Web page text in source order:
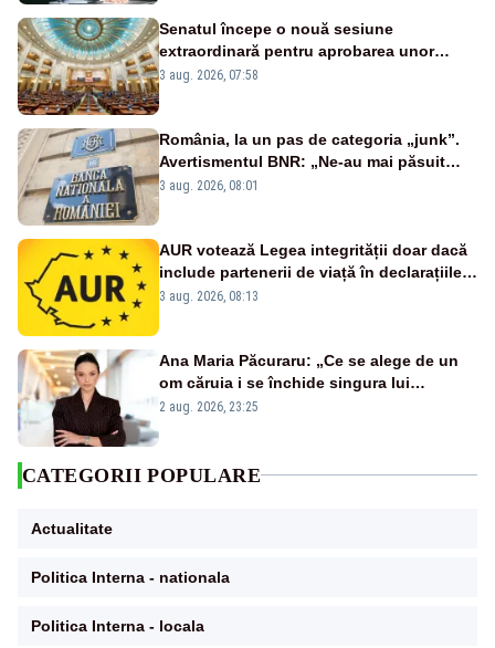
Senatul începe o nouă sesiune
extraordinară pentru aprobarea unor
jaloane din PNRR
3 aug. 2026, 07:58
România, la un pas de categoria „junk”.
Avertismentul BNR: „Ne-au mai păsuit
pentru câteva luni”
3 aug. 2026, 08:01
AUR votează Legea integrității doar dacă
include partenerii de viață în declarațiile
de avere și interese, așa cum a anunțat
trebuie să plece din funcție: fără excepții!
3 aug. 2026, 08:13
Ana Maria Păcuraru: „Ce se alege de un
om căruia i se închide singura lui
portiță?”
2 aug. 2026, 23:25
CATEGORII POPULARE
Actualitate
Politica Interna - nationala
Politica Interna - locala